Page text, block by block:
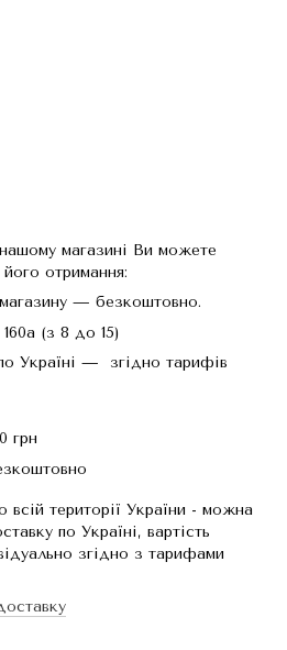
нашому магазині Ви можете
отримання:
— безкоштовно.
(з 8 до 15)
Україні — згідно тарифів
грн
всій території України - можна
по Україні, вартість
згідно з тарифами